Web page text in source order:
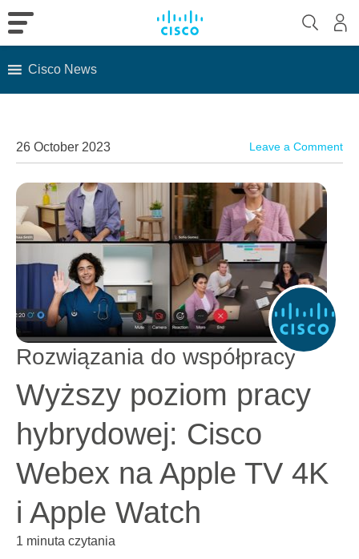
Cisco News
26 October 2023 Leave a Comment
Rozwiązania do współpracy
Wyższy poziom pracy
hybrydowej: Cisco
Webex na Apple TV 4K
i Apple Watch
1 minuta czytania